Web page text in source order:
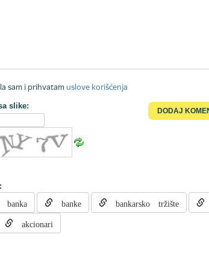
sam i prihvatam uslove korišćenja
slike:
banka banke bankarsko tržište
akcionari